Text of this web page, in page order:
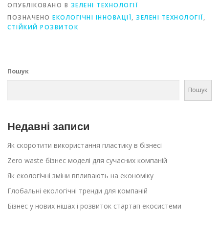
ОПУБЛІКОВАНО В ЗЕЛЕНІ ТЕХНОЛОГІЇ
ПОЗНАЧЕНО ЕКОЛОГІЧНІ ІННОВАЦІЇ, ЗЕЛЕНІ ТЕХНОЛОГІЇ,
СТІЙКИЙ РОЗВИТОК
Пошук
Пошук
Недавні записи
Як скоротити використання пластику в бізнесі
Zero waste бізнес моделі для сучасних компаній
Як екологічні зміни впливають на економіку
Глобальні екологічні тренди для компаній
Бізнес у нових нішах і розвиток стартап екосистеми